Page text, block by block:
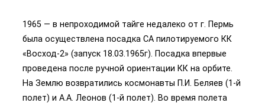
1965 — в непроходимой тайге недалеко от г. Пермь
была осуществлена посадка СА пилотируемого КК
«Восход-2» (запуск 18.03.1965г). Посадка впервые
проведена после ручной ориентации КК на орбите.
На Землю возвратились космонавты П.И. Беляев (1-й
полет) и А.А. Леонов (1-й полет). Во время полета